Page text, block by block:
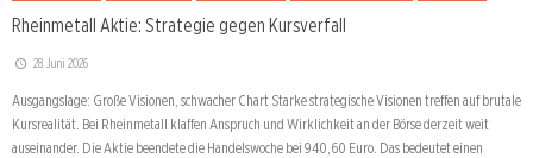
Rheinmetall Aktie: Strategie gegen Kursverfall
28. Juni 2026
Ausgangslage: Große Visionen, schwacher Chart Starke strategische Visionen treffen auf brutale
Kursrealität. Bei Rheinmetall klaffen Anspruch und Wirklichkeit an der Börse derzeit weit
auseinander. Die Aktie beendete die Handelswoche bei 940,60 Euro. Das bedeutet einen